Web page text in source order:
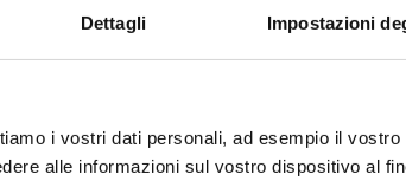
Dettagli Impostazioni
i vostri dati personali, ad esempio il
alle informazioni sul vostro dispositivo al
CV Alessandra
CV Alessandra